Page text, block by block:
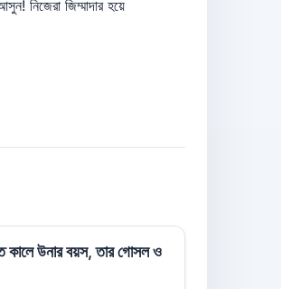
নিজেরা জিম্মাদার হয়ে
কালে উনার বয়স, তার গোসল ও